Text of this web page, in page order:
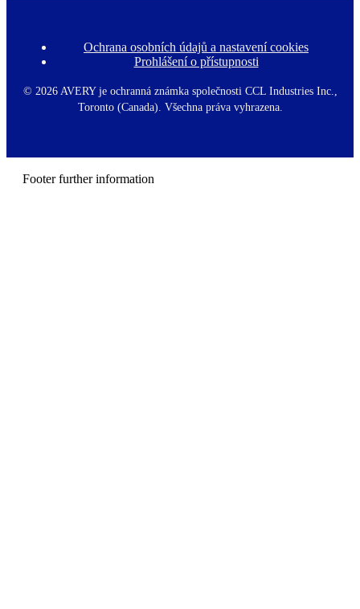
F
o
t
e
Ochrana osobních údajů a nastavení cookies
Prohlášení o přístupnosti
© 2026 AVERY je ochranná známka společnosti CCL Industries Inc.,
Toronto (Canada). Všechna práva vyhrazena.
Footer further information